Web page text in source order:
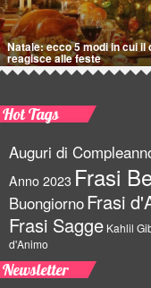
Natale: ecco 5 modi in cui il
reagisce alle feste
Hot Tags
Auguri di
Anno 2023 Frasi
BuongiornoFrasi
Frasi Sagge Kahlil
d'Animo
Newsletter